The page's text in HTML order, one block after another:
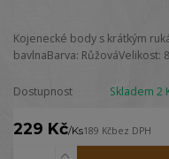
Kojenecké body s krátkým
bavlnaBarva: RůžováVelikost:
Dostupnost Skladem 2
229 Kč/Ks189 Kčbez DPH